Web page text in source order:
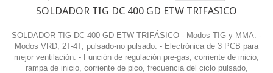
SOLDADOR TIG DC 400 GD ETW TRIFASICO
SOLDADOR TIG DC 400 GD ETW TRIFÁSICO - Modos TIG y MMA. -
Modos VRD, 2T-4T, pulsado-no pulsado. - Electrónica de 3 PCB para
mejor ventilación. - Función de regulación pre-gas, corriente de inicio,
rampa de inicio, corriente de pico, frecuencia del ciclo pulsado,